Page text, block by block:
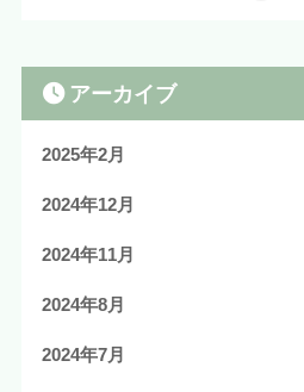
アーカイブ
2025年2月
2024年12月
2024年11月
2024年8月
2024年7月